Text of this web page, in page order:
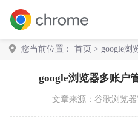
您当前位置： 首页 > google浏
google浏览器多账户
文章来源： 谷歌浏览器